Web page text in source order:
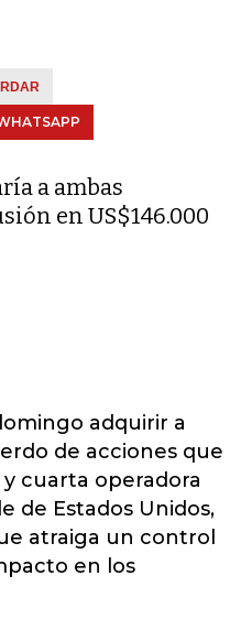
a ambas
en US$146.000
adquirir a
de acciones que
cuarta operadora
de Estados Unidos,
atraiga un control
en los